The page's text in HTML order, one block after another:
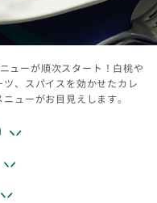
ューが順次スタート！白桃や
、スパイスを効かせたカレ
ューがお目見えします。